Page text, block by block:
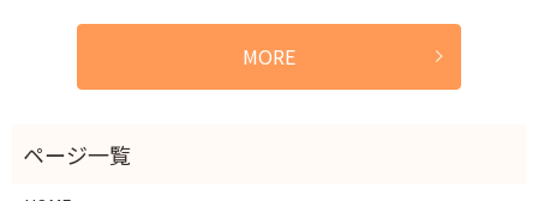
MORE